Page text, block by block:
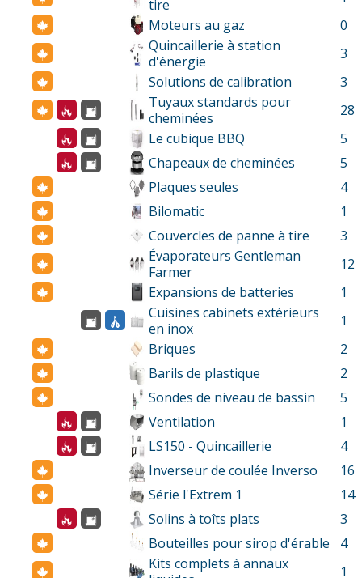
tire
Moteurs au gaz
0
Quincaillerie à station
d'énergie
3
Solutions de calibration
3
Tuyaux standards pour
cheminées
28
Le cubique BBQ
5
Chapeaux de cheminées
5
Plaques seules
4
Bilomatic
1
Couvercles de panne à tire
3
Évaporateurs Gentleman
Farmer
12
Expansions de batteries
1
Cuisines cabinets extérieurs
en inox
1
Briques
2
Barils de plastique
2
Sondes de niveau de bassin
5
Ventilation
1
LS150 - Quincaillerie
4
Inverseur de coulée Inverso
16
Série l'Extrem 1
14
Solins à toîts plats
3
Bouteilles pour sirop d'érable
4
Kits complets à annaux
1